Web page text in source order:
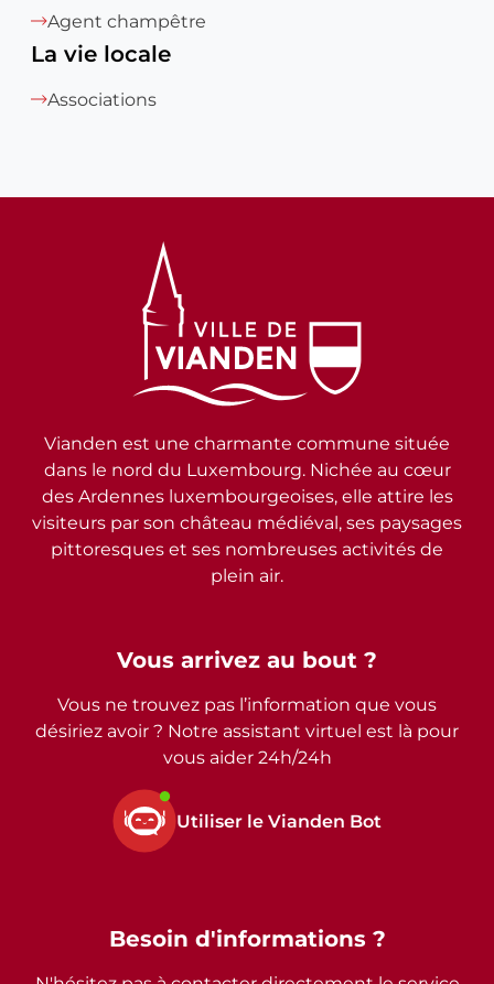
Agent champêtre
La vie locale
Associations
Vous arrivez au bout ?
Vous ne trouvez pas l’information que vous
désiriez avoir ? Notre assistant virtuel est là pour
vous aider 24h/24h
Utiliser le Vianden Bot
Vianden est une charmante commune située
dans le nord du Luxembourg. Nichée au cœur
des Ardennes luxembourgeoises, elle attire les
visiteurs par son château médiéval, ses paysages
pittoresques et ses nombreuses activités de
plein air.
Besoin d'informations ?